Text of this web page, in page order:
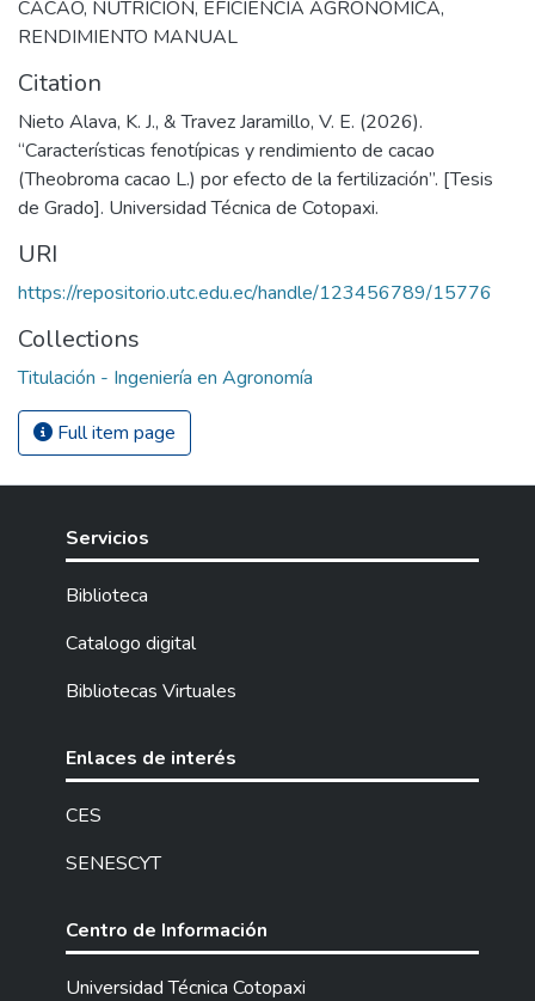
CACAO, NUTRICIÓN, EFICIENCIA AGRONÓMICA,
RENDIMIENTO MANUAL
Citation
Nieto Alava, K. J., & Travez Jaramillo, V. E. (2026).
“Características fenotípicas y rendimiento de cacao
(Theobroma cacao L.) por efecto de la fertilización”. [Tesis
de Grado]. Universidad Técnica de Cotopaxi.
URI
https://repositorio.utc.edu.ec/handle/123456789/15776
Collections
Titulación - Ingeniería en Agronomía
Full item page
Servicios
Biblioteca
Catalogo digital
Bibliotecas Virtuales
Enlaces de interés
CES
SENESCYT
Centro de Información
Universidad Técnica Cotopaxi